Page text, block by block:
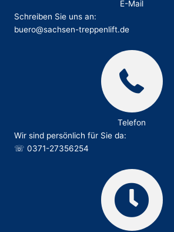
E-Mail
Schreiben Sie uns an:
buero@sachsen-treppenlift.de
Telefon
Wir sind persönlich für Sie da:
☏ 0371-27356254